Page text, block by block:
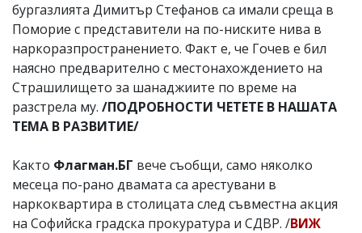
бургазлията Димитър Стефанов са имали среща в
Поморие с представители на по-ниските нива в
наркоразпространението. Факт е, че Гочев е бил
наясно предварително с местонахождението на
Страшилището за шанаджиите по време на
разстрела му. /ПОДРОБНОСТИ ЧЕТЕТЕ В НАШАТА
ТЕМА В РАЗВИТИЕ/
Както Флагман.БГ вече съобщи, само няколко
месеца по-рано двамата са арестувани в
наркоквартира в столицата след съвместна акция
на Софийска градска прокуратура и СДВР. /ВИЖ